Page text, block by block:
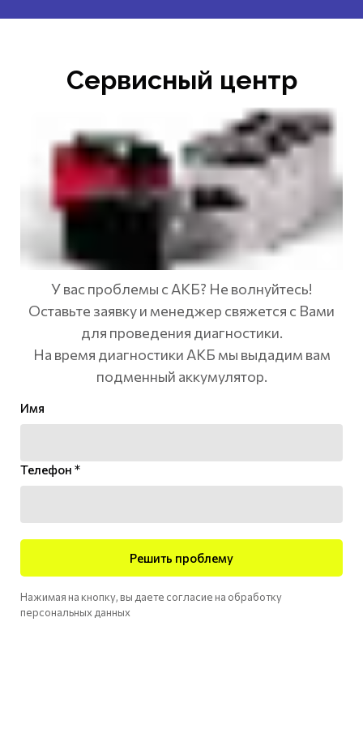
Сервисный центр
У вас проблемы с АКБ? Не волнуйтесь!
Оставьте заявку и менеджер свяжется с Вами
для проведения диагностики.
На время диагностики АКБ мы выдадим вам
подменный аккумулятор.
Имя
Телефон *
Решить проблему
Нажимая на кнопку, вы даете согласие на обработку
персональных данных